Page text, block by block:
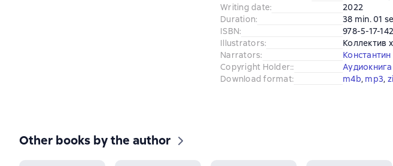
Writing date:
2022
Duration:
38 min. 01
ISBN:
978-5-17-
Illustrators:
Коллектив
Narrators:
Copyright Holder::
Download format: m4b, mp3,
Other books by the author